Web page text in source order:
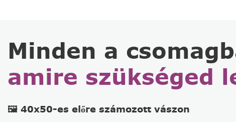
Minden a
amire szükséged
🖼️ 40x50-es előre számozott vászon